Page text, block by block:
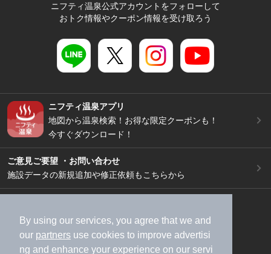
By using our services, you agree that we and
our partners use cookies to improve advertisi
ng and enhance your experience on our servi
ニフティ温泉公式アカウントをフォローして
おトク情報やクーポン情報を受け取ろう
ニフティ温泉アプリ
地図から温泉検索！お得な限定クーポンも！
今すぐダウンロード！
ご意見ご要望 ・お問い合わせ
施設データの新規追加や修正依頼もこちらから
加盟店募集（資料請求）
広告出稿のご案内
利用規約
ライフスタイルMEMBERS+規約